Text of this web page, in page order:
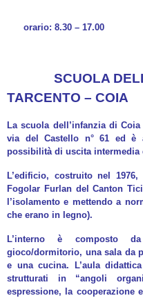
orario: 8.30 – 17.00
SCUOLA
TARCENTO – COIA
La scuola dell’infanzia di
via del Castello n° 61 ed è
possibilità di uscita intermedia
L’edificio, costruito nel
Fogolar Furlan del Canton
l’isolamento e mettendo a
che erano in legno).
L’interno è composto
gioco/dormitorio, una sala da
e una cucina. L’aula
strutturati in “angoli
espressione, la cooperazione